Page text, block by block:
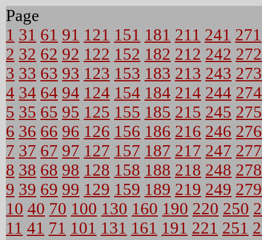
Page
1 31 61 91 121 151 181 211 241 271
2 32 62 92 122 152 182 212 242 272
3 33 63 93 123 153 183 213 243 273
4 34 64 94 124 154 184 214 244 274
5 35 65 95 125 155 185 215 245 275
6 36 66 96 126 156 186 216 246 276
7 37 67 97 127 157 187 217 247 277
8 38 68 98 128 158 188 218 248 278
9 39 69 99 129 159 189 219 249 279
10 40 70 100 130 160 190 220 250
11 41 71 101 131 161 191 221 251